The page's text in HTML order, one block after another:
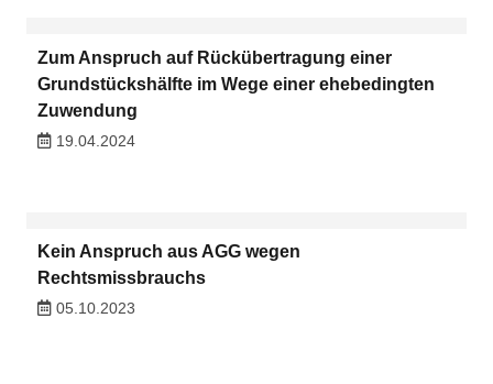
Zum Anspruch auf Rückübertragung einer
Grundstückshälfte im Wege einer ehebedingten
Zuwendung
19.04.2024
Kein Anspruch aus AGG wegen
Rechtsmissbrauchs
05.10.2023